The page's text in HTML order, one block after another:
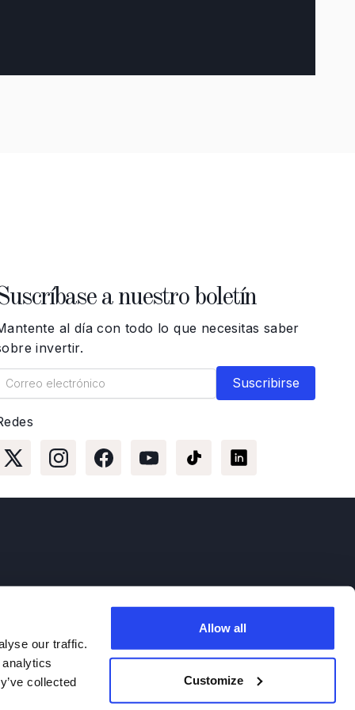
our traffic.
collected
Allow all
Customize
a nuestro boletín
al día con todo lo que necesitas saber
invertir.